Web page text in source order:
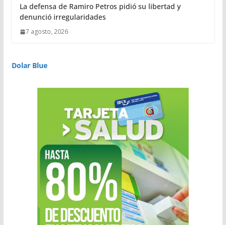
La defensa de Ramiro Petros pidió su libertad y
denunció irregularidades
7 agosto, 2026
Dolar Blue